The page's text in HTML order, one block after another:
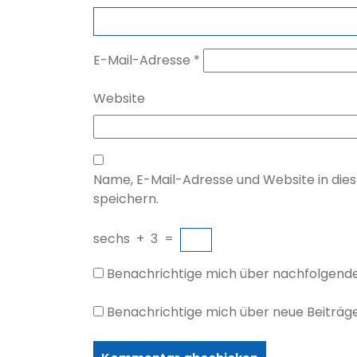
E-Mail-Adresse *
Website
Name, E-Mail-Adresse und Website in
speichern.
sechs + 3 =
Benachrichtige mich über
Benachrichtige mich über neue